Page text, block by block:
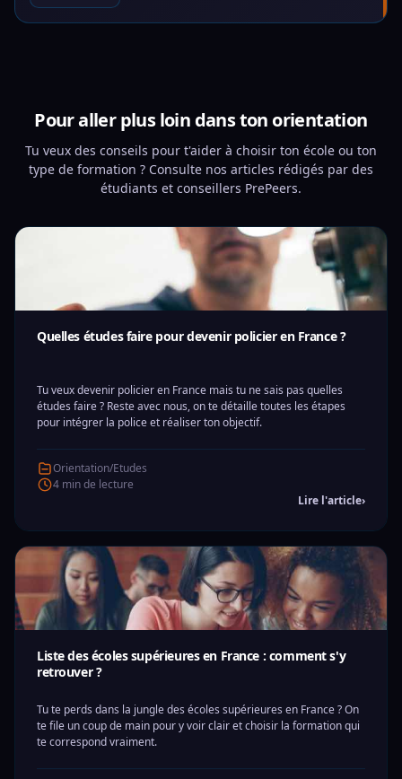
Pour aller plus loin dans ton orientation
Tu veux des conseils pour t'aider à choisir ton école ou ton
type de formation ? Consulte nos articles rédigés par des
étudiants et conseillers PrePeers.
Quelles études faire pour devenir policier en France ?
Tu veux devenir policier en France mais tu ne sais pas quelles
études faire ? Reste avec nous, on te détaille toutes les étapes
pour intégrer la police et réaliser ton objectif.
Orientation/Etudes
4 min de lecture
Lire l'article›
Liste des écoles supérieures en France : comment s'y
retrouver ?
Tu te perds dans la jungle des écoles supérieures en France ? On
te file un coup de main pour y voir clair et choisir la formation qui
te correspond vraiment.